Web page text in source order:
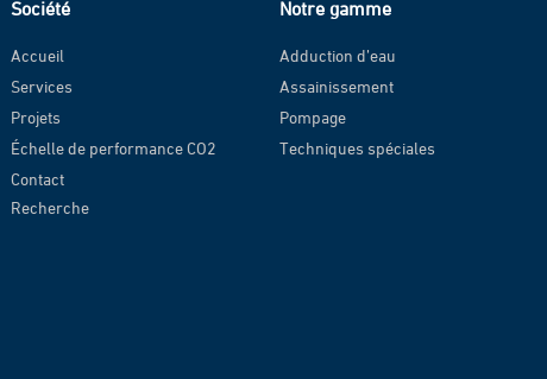
Société
Accueil
Services
Projets
Échelle de performance CO2
Contact
Recherche
Notre gamme
Adduction d’eau
Assainissement
Pompage
Techniques spéciales